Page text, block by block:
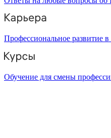
Профессиональное развитие
Обучение для смены